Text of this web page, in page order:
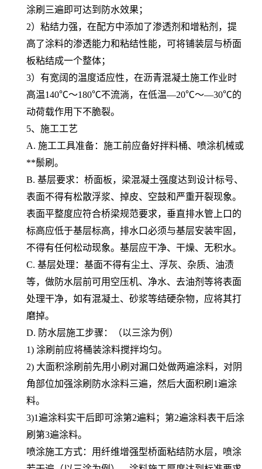
涂刷三遍即可达到防水效果；
2）粘结力强，在配方中添加了渗透剂和增粘剂，提
高了涂料的渗透能力和粘结性能，可将铺装层与桥面
板粘结成一个整体；
3）有宽阔的温度适应性，在沥青混凝土施工作业时
高温140℃～180℃不流淌，在低温—20℃～—30℃的
动荷载作用下不脆裂。
5、施工工艺
A. 施工工具准备：施工前应备好拌料桶、喷涂机械或
**鬃刷。
B. 基层要求：桥面板，梁混凝土强度达到设计标号、
表面不得有松散浮浆、掉皮、空鼓和严重开裂现象。
表面平整度应符合桥梁规范要求，垂直排水管上口的
标高应低于基层标高，排水口必须与基层安装牢固，
不得有任何松动现象。基层应干净、干燥、无积水。
C. 基层处理：基面不得有尘土、浮灰、杂质、油渍
等，做防水层前可用空压机、净水、去油剂等将表面
处理干净，如有混凝土、砂浆等结硬杂物，应将其打
磨掉。
D. 防水层施工步骤：（以三涂为例）
1) 涂刷前应将桶装涂料搅拌均匀。
2) 大面积涂刷前先用小刷对漏口处做两遍涂料，对阴
角部位加强涂刷防水涂料三遍，然后大面积刷1遍涂
料。
3)1遍涂料实干后即可涂第2遍料；第2遍涂料表干后涂
刷第3遍涂料。
喷涂施工方式：用纤维增强型桥面粘结防水层，喷涂